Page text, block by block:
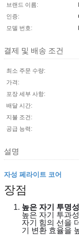
브랜드 이름:
인증:
모델 번호:
결제 및 배송 조건
최소 주문 수량:
가격:
포장 세부 사항:
배달 시간:
지불 조건:
공급 능력:
설명
자성 페라이트 코어
장점
높은 자기 투명성
높은 자기 투과
자기 힘의 선을
기 변환 효율을